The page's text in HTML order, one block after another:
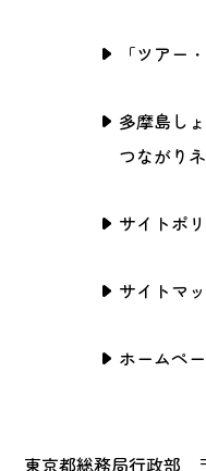
「ツアー
多摩島し
つながり
サイトポ
サイトマ
ホームペ
東京都総務局行政部